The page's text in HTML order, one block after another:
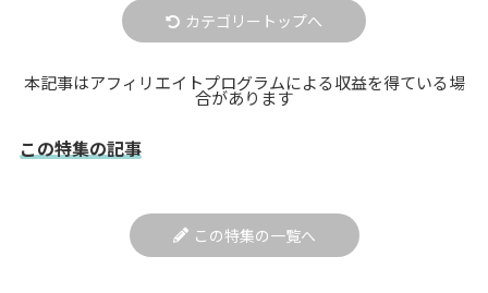
カテゴリートップへ
本記事はアフィリエイトプログラムによる収益を得ている場
合があります
この特集の記事
この特集の一覧へ